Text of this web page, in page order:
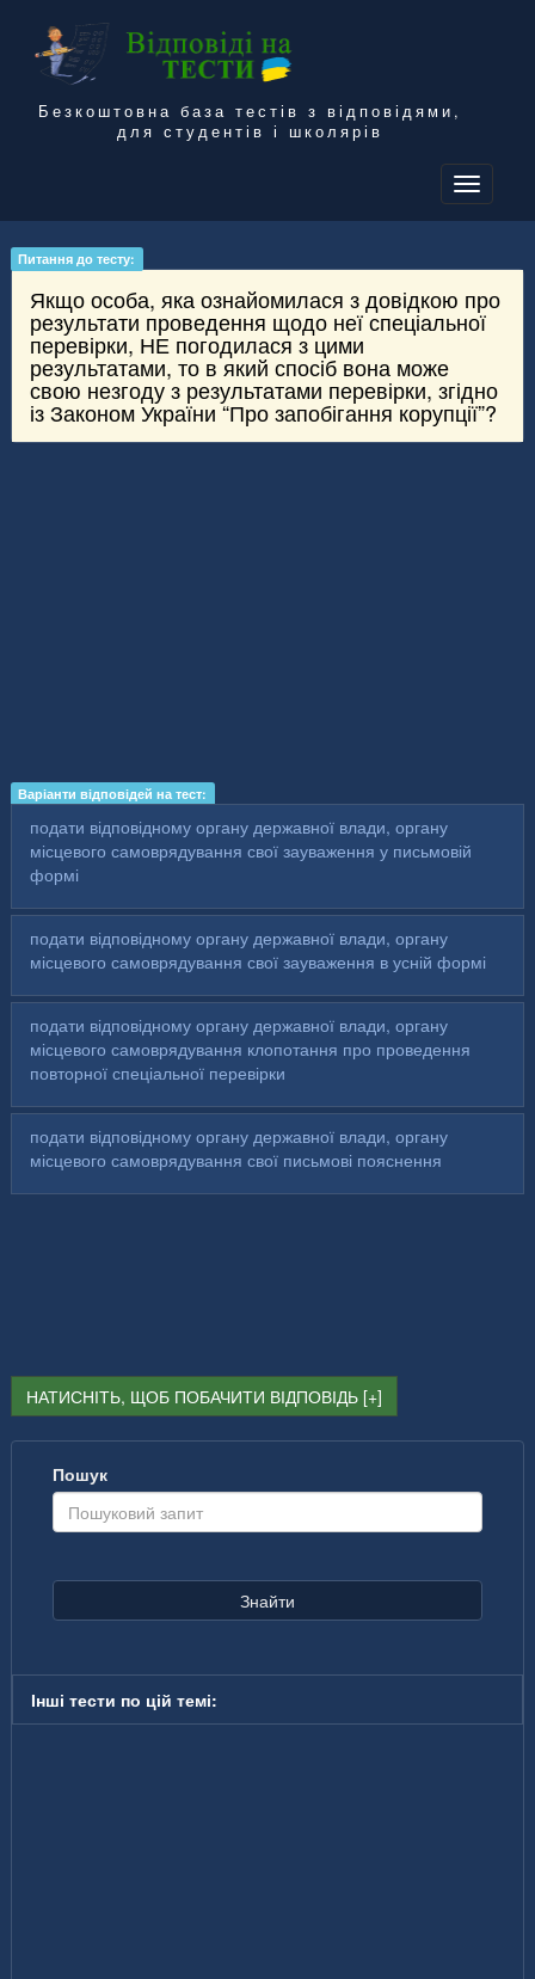
Безкоштовна база тестів з відповідями,
для студентів і школярів
Питання до тесту:
Якщо особа, яка ознайомилася з довідкою про
результати проведення щодо неї спеціальної
перевірки, НЕ погодилася з цими
результатами, то в який спосіб вона може
свою незгоду з результатами перевірки, згідно
із Законом України “Про запобігання корупції”?
Варіанти відповідей на тест:
подати відповідному органу державної влади, органу
місцевого самоврядування свої зауваження у письмовій
формі
подати відповідному органу державної влади, органу
місцевого самоврядування свої зауваження в усній формі
подати відповідному органу державної влади, органу
місцевого самоврядування клопотання про проведення
повторної спеціальної перевірки
подати відповідному органу державної влади, органу
місцевого самоврядування свої письмові пояснення
НАТИСНІТЬ, ЩОБ ПОБАЧИТИ ВІДПОВІДЬ
Пошук
Знайти
Інші тести по цій темі: